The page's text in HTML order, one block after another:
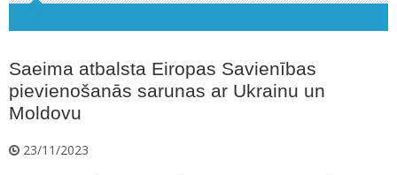
Saeima atbalsta Eiropas Savienības
pievienošanās sarunas ar Ukrainu un
Moldovu
23/11/2023